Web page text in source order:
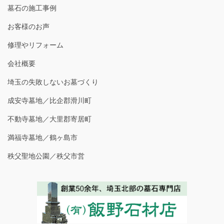
墓石の施工事例
お客様のお声
修理やリフォーム
会社概要
埼玉の失敗しないお墓づくり
成安寺墓地／比企郡滑川町
不動寺墓地／大里郡寄居町
満福寺墓地／鶴ヶ島市
秩父聖地公園／秩父市営